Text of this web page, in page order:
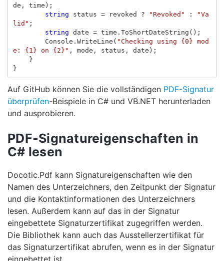
de , time );
string
status = revoked ? "Revoked" :
"Va
lid" ;
string date = time . ToShortDateString ();
Console . WriteLine ( "Checking using {0} mod
e: {1} on {2}" , mode , status , date );
}
}
Auf GitHub können Sie die vollständigen PDF-Signatur
überprüfen-Beispiele in C# und VB.NET herunterladen
und ausprobieren.
PDF-Signatureigenschaften in
C# lesen
Docotic.Pdf kann Signatureigenschaften wie den
Namen des Unterzeichners, den Zeitpunkt der Signatur
und die Kontaktinformationen des Unterzeichners
lesen. Außerdem kann auf das in der Signatur
eingebettete Signaturzertifikat zugegriffen werden.
Die Bibliothek kann auch das Ausstellerzertifikat für
das Signaturzertifikat abrufen, wenn es in der Signatur